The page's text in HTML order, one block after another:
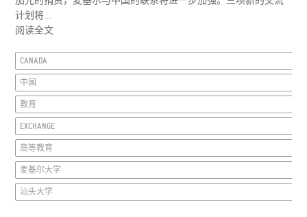
计划将...
阅读全文
CANADA
中国
教育
EXCHANGE
高等教育
麦基尔大学
汕头大学